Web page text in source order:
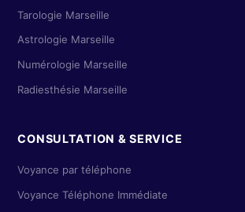
Tarologie Marseille
Astrologie Marseille
Numérologie Marseille
Radiesthésie Marseille
CONSULTATION & SERVICE
Voyance par téléphone
Voyance Téléphone Immédiate